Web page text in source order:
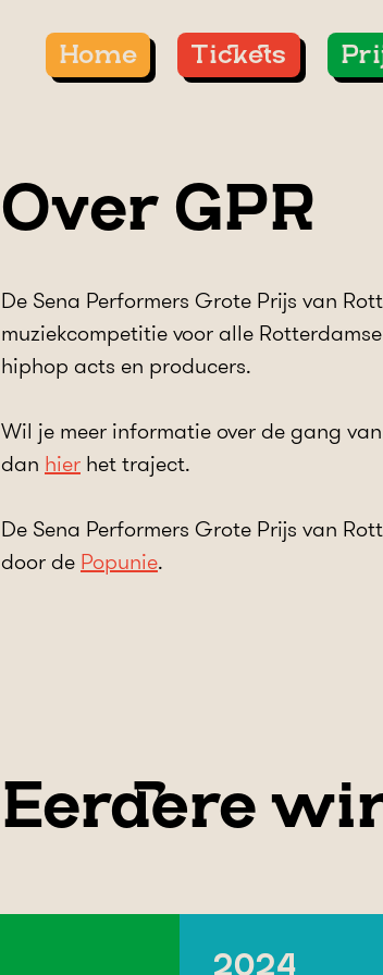
Home Tickets
Over GPR
De Sena Performers Grote Prijs van
muziekcompetitie voor alle
hiphop acts en producers.
Wil je meer informatie over de gang
dan hier het traject.
De Sena Performers Grote Prijs van
door de Popunie.
Eerdere